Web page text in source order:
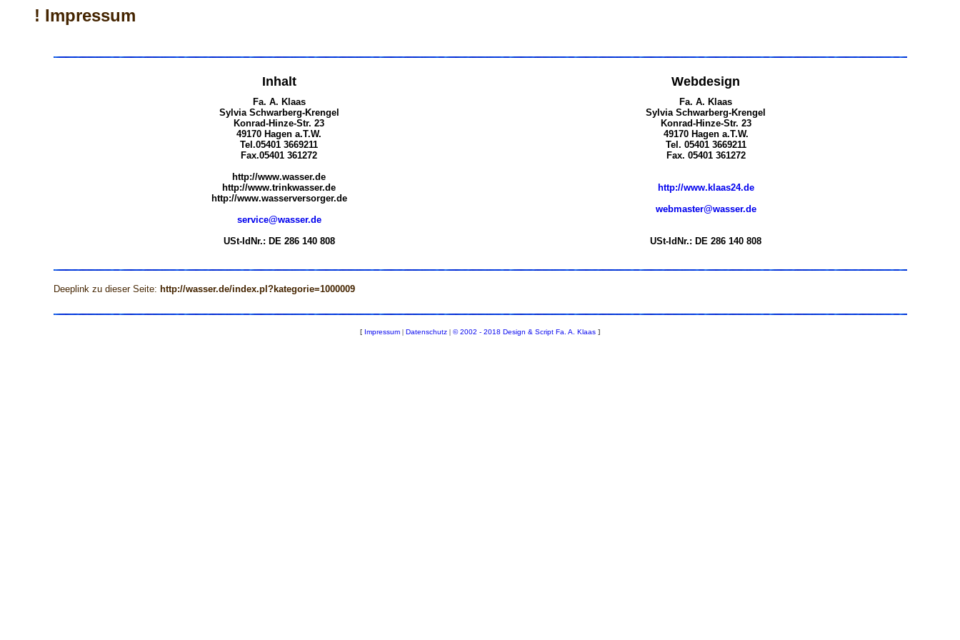
! Impressum
Inhalt Webdesign
Fa. A. Klaas
Sylvia Schwarberg-Krengel
Konrad-Hinze-Str. 23
49170 Hagen a.T.W.
Tel.05401 3669211
Fax.05401 361272
http://www.wasser.de
http://www.trinkwasser.de
http://www.wasserversorger.de
service@wasser.de
USt-IdNr.: DE 286 140 808
Fa. A. Klaas
Sylvia Schwarberg-Krengel
Konrad-Hinze-Str. 23
49170 Hagen a.T.W.
Tel. 05401 3669211
Fax. 05401 361272
http://www.klaas24.de
webmaster@wasser.de
USt-IdNr.: DE 286 140 808
Deeplink zu dieser Seite: http://wasser.de/index.pl?kategorie=1000009
[ Impressum | Datenschutz | © 2002 - 2018 Design & Script Fa. A. Klaas ]